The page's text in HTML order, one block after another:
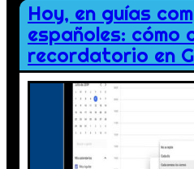
Hoy, en guías
españoles: cómo
recordatorio en